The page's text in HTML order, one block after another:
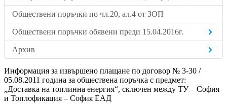
Обществени поръчки по чл.20, ал.4 от ЗОП
Обществени поръчки обявени преди 15.04.2016г.
Архив
Информация за извършено плащане по договор № 3-30 /
05.08.2011 година за обществена поръчка с предмет:
„Доставка на топлинна енергия“, сключен между ТУ – София
и Топлофикация – София ЕАД